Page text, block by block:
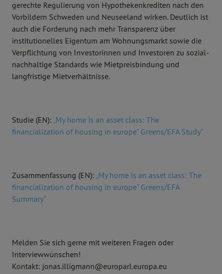
gerechte Regulierung von Hypothekenkrediten nach den
Vorbildern Schweden und Neuseeland wirken. Deutlich ist
auch die Forderung nach mehr Transparenz über
institutionelles Eigentum am Wohnungsmarkt sowie die
Verpflichtung von Investorinnen und Investoren zu sozial-
nachhaltige Standards wie Mietpreisbindung und
langfristige Mietverhältnisse.
Studie (EN): „My home is an asset class: The
financialization of housing in europe“ Greens/EFA Study“
Zusammenfassung (EN): „My home is an asset class: The
financialization of housing in europe“ Greens/EFA
Summary“
Melden Sie sich gerne mit weiteren Fragen oder
Interviewwünschen!
Kontakt: jonas.illigmann@europarl.europa.eu